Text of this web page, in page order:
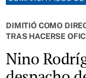
DIMITIÓ COMO
TRAS HACERSE
Nino